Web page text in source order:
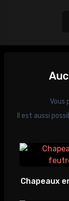
Vous
Il est aussi
Chapeaux